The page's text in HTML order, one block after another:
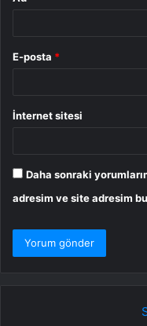
E-posta *
İnternet sitesi
Daha sonraki
adresim ve site adresim